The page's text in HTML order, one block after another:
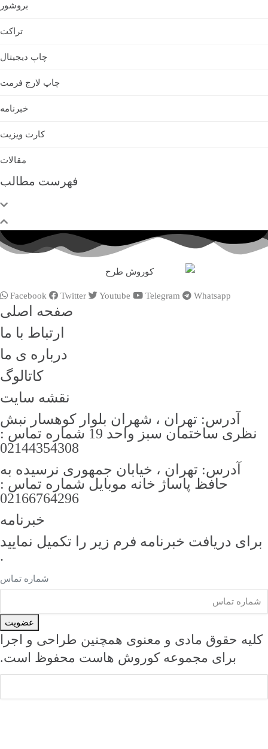
بروشور
تراکت
چاپ دیجیتال
چاپ لارج فرمت
خبرنامه
کارت ویزیت
مقالات
فهرست مطالب
Facebook Twitter Youtube Telegram Whatsapp
صفحه اصلی
ارتباط با ما
درباره ی ما
کاتالوگ
نقشه سایت
آدرس: تهران ، شهران بلوار کوهسار نبش
نظری ساختمان سبز واحد 19 شماره تماس :
02144354308
آدرس: تهران ، خیابان جمهوری نرسیده به
حافظ پاساژ خانه موبایل شماره تماس :
02166764296
خبرنامه
دریافت خبرنامه فرم زیر را تکمیل نمایید
شماره تماس
عضویت
حقوق مادی و معنوی همچنین طراحی و اجرا
برای مجموعه کوروش هاست محفوظ است.